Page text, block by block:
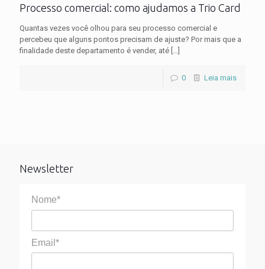
Processo comercial: como ajudamos a Trio Card
Quantas vezes você olhou para seu processo comercial e
percebeu que alguns pontos precisam de ajuste? Por mais que a
finalidade deste departamento é vender, até […]
0 Leia mais
Newsletter
Nome*
Email*